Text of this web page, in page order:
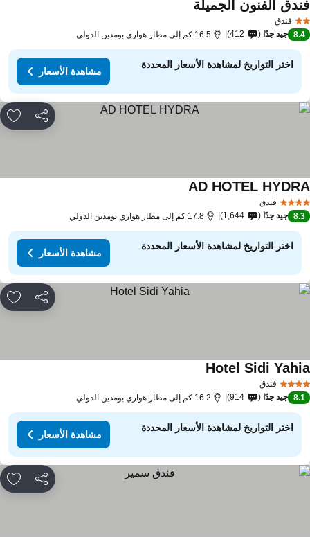
فندق
الفنون الجميلة
8.4 جيد جدًا 412 16.5 كم إلى مطار هواري بومدين الدولي
اختر التواريخ لمشاهدة الأسعار المحددة
مشاهدة الأسعار
مشاركة
فندق
AD HOTEL
8.3 جيد جدًا 1,644 17.8 كم إلى مطار هواري بومدين الدولي
اختر التواريخ لمشاهدة الأسعار المحددة
مشاهدة الأسعار
مشاركة
فندق
Hotel Sidi
8.1 جيد جدًا 914 16.2 كم إلى مطار هواري بومدين الدولي
اختر التواريخ لمشاهدة الأسعار المحددة
مشاهدة الأسعار
مشاركة